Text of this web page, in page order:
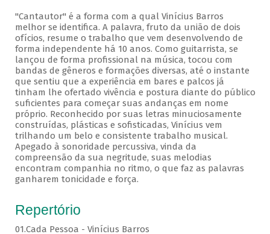
"Cantautor" é a forma com a qual Vinícius Barros
melhor se identifica. A palavra, fruto da união de dois
ofícios, resume o trabalho que vem desenvolvendo de
forma independente há 10 anos. Como guitarrista, se
lançou de forma profissional na música, tocou com
bandas de gêneros e formações diversas, até o instante
que sentiu que a experiência em bares e palcos já
tinham lhe ofertado vivência e postura diante do público
suficientes para começar suas andanças em nome
próprio. Reconhecido por suas letras minuciosamente
construídas, plásticas e sofisticadas, Vinícius vem
trilhando um belo e consistente trabalho musical.
Apegado à sonoridade percussiva, vinda da
compreensão da sua negritude, suas melodias
encontram companhia no ritmo, o que faz as palavras
ganharem tonicidade e força.
Repertório
01.Cada Pessoa - Vinícius Barros